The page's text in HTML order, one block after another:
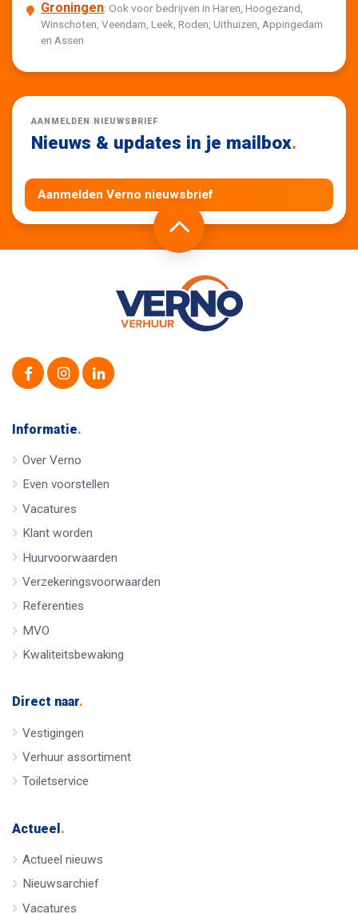
Groningen: Ook voor bedrijven in Haren, Hoogezand,
Winschoten, Veendam, Leek, Roden, Uithuizen, Appingedam
en Assen
AANMELDEN NIEUWSBRIEF
Nieuws & updates in je mailbox.
Aanmelden Verno nieuwsbrief
Informatie.
Over Verno
Even voorstellen
Vacatures
Klant worden
Huurvoorwaarden
Verzekeringsvoorwaarden
Referenties
MVO
Kwaliteitsbewaking
Direct naar.
Vestigingen
Verhuur assortiment
Toiletservice
Actueel .
Actueel nieuws
Nieuwsarchief
Vacatures